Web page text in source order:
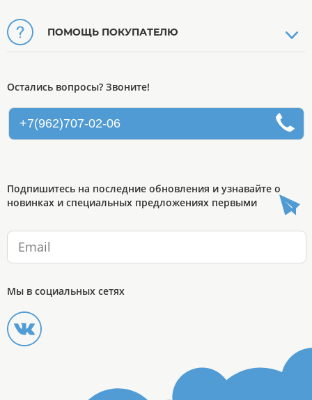
ПОМОЩЬ ПОКУПАТЕЛЮ
Остались вопросы? Звоните!
+7(962)707-02-06
Подпишитесь на последние обновления и узнавайте о
новинках и специальных предложениях первыми
Мы в социальных сетях